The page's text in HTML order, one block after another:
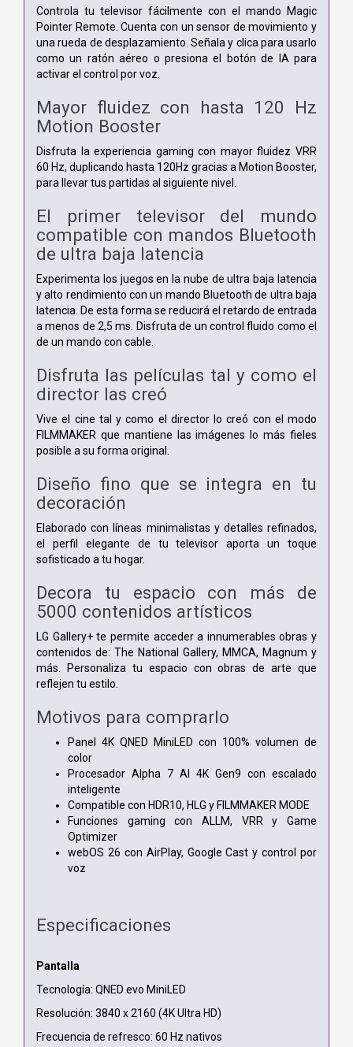
Controla tu televisor fácilmente con el mando Magic
Pointer Remote. Cuenta con un sensor de movimiento y
una rueda de desplazamiento. Señala y clica para usarlo
como un ratón aéreo o presiona el botón de IA para
activar el control por voz.
Mayor fluidez con hasta 120 Hz
Motion Booster
Disfruta la experiencia gaming con mayor fluidez VRR
60 Hz, duplicando hasta 120Hz gracias a Motion Booster,
para llevar tus partidas al siguiente nivel.
El primer televisor del mundo
compatible con mandos Bluetooth
de ultra baja latencia
Experimenta los juegos en la nube de ultra baja latencia
y alto rendimiento con un mando Bluetooth de ultra baja
latencia. De esta forma se reducirá el retardo de entrada
a menos de 2,5 ms. Disfruta de un control fluido como el
de un mando con cable.
Disfruta las películas tal y como el
director las creó
Vive el cine tal y como el director lo creó con el modo
FILMMAKER que mantiene las imágenes lo más fieles
posible a su forma original.
Diseño fino que se integra en tu
decoración
Elaborado con líneas minimalistas y detalles refinados,
el perfil elegante de tu televisor aporta un toque
sofisticado a tu hogar.
Decora tu espacio con más de
5000 contenidos artísticos
LG Gallery+ te permite acceder a innumerables obras y
contenidos de: The National Gallery, MMCA, Magnum y
más. Personaliza tu espacio con obras de arte que
reflejen tu estilo.
Motivos para comprarlo
Panel 4K QNED MiniLED con 100% volumen de
color
Procesador Alpha 7 AI 4K Gen9 con escalado
inteligente
Compatible con HDR10, HLG y FILMMAKER MODE
Funciones gaming con ALLM, VRR y Game
Optimizer
webOS 26 con AirPlay, Google Cast y control por
voz
Especificaciones
Pantalla
Tecnología: QNED evo MiniLED
Resolución: 3840 x 2160 (4K Ultra HD)
Frecuencia de refresco: 60 Hz nativos